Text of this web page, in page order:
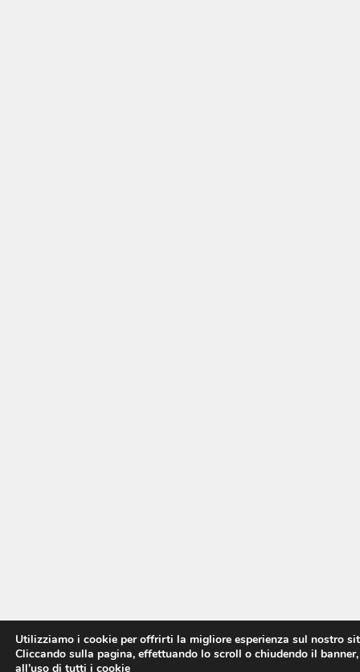
Utilizziamo i cookie per offrirti la migliore esperienza sul nostro
Cliccando sulla pagina, effettuando lo scroll o chiudendo il
all’uso di tutti i cookie